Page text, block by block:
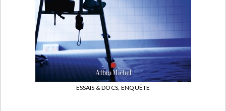
ESSAIS & DOCS, ENQUÊTE